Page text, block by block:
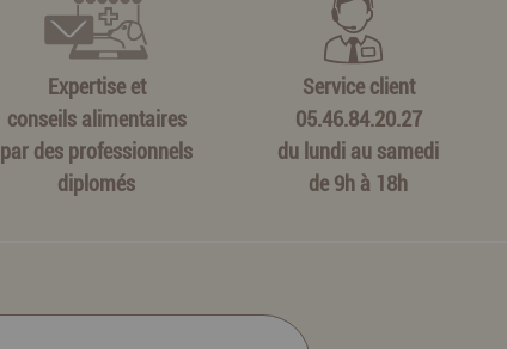
Expertise et
conseils alimentaires
par des professionnels
diplomés
Service client
05.46.84.20.27
du lundi au samedi
de 9h à 18h